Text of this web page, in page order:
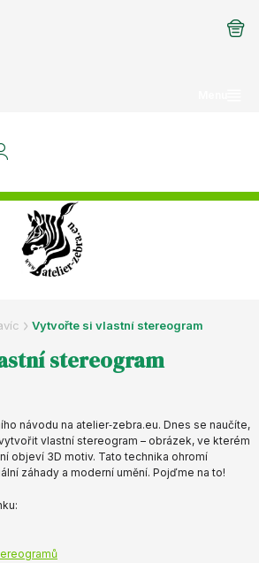
Vytvořte si vlastní stereogram
stereogram
návodu na atelier‑zebra.eu. Dnes se naučíte,
vlastní stereogram – obrázek, ve kterém
objeví 3D motiv. Tato technika ohromí
záhady a moderní umění. Pojďme na to!